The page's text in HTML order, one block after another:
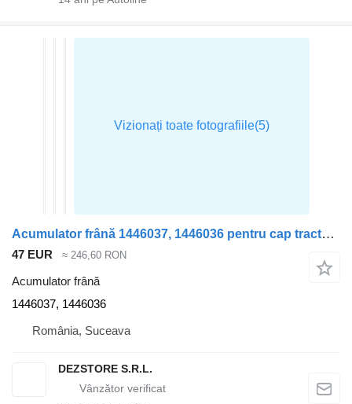
Acumulator frână 1446037, 1446036 pentru cap tractor Scania
47 EUR ≈ 246,60 RON
Acumulator frână
1446037, 1446036
România, Suceava
DEZSTORE S.R.L.